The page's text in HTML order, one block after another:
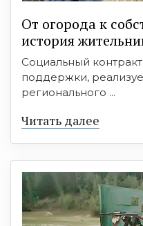
От огорода к
история
Социальный
поддержки,
регионального ...
Читать далее